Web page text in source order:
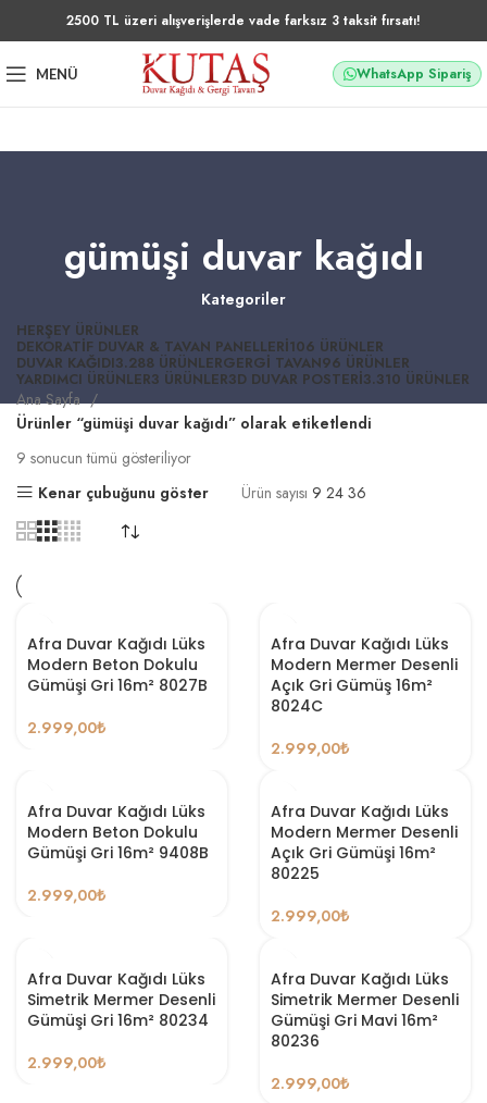
2500 TL üzeri alışverişlerde vade farksız 3 taksit fırsatı!
MENÜ WhatsApp Sipariş
gümüşi duvar kağıdı
Kategoriler
HERŞEY ÜRÜNLER
DEKORATIF DUVAR & TAVAN PANELLERI106 ÜRÜNLER
DUVAR KAĞIDI3.288 ÜRÜNLERGERGI TAVAN96 ÜRÜNLER
YARDIMCI ÜRÜNLER3 ÜRÜNLER3D DUVAR POSTERI3.310 ÜRÜNLER
Ana Sayfa
Ürünler “gümüşi duvar kağıdı” olarak etiketlendi
9 sonucun tümü gösteriliyor
Kenar çubuğunu göster
Ürün sayısı 9 24 36
Afra Duvar Kağıdı Lüks
Modern Beton Dokulu
Gümüşi Gri 16m² 8027B
2.999,00₺
Afra Duvar Kağıdı Lüks
Modern Mermer Desenli
Açık Gri Gümüş 16m²
8024C
2.999,00₺
Afra Duvar Kağıdı Lüks
Modern Beton Dokulu
Gümüşi Gri 16m² 9408B
2.999,00₺
Afra Duvar Kağıdı Lüks
Modern Mermer Desenli
Açık Gri Gümüşi 16m²
80225
2.999,00₺
Afra Duvar Kağıdı Lüks
Simetrik Mermer Desenli
Gümüşi Gri 16m² 80234
2.999,00₺
Afra Duvar Kağıdı Lüks
Simetrik Mermer Desenli
Gümüşi Gri Mavi 16m²
80236
2.999,00₺